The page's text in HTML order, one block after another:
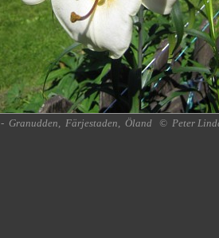
- Granudden, Färjestaden, Öland © Peter